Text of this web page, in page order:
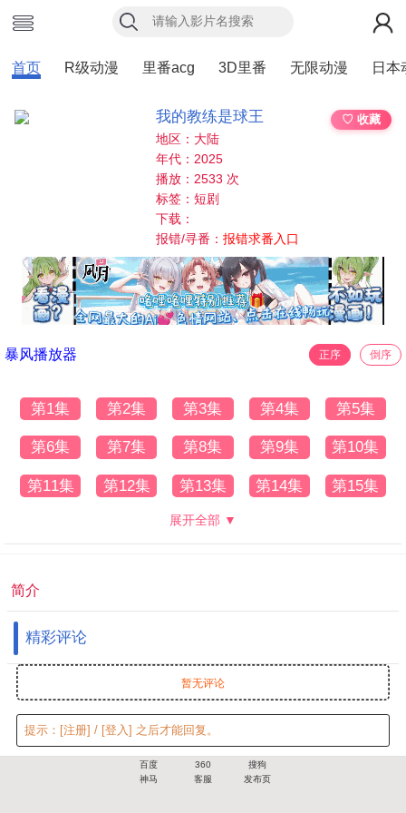
首页 R级动漫 里番acg 3D里番 无限动漫 日本
我的教练是球王
♡ 收藏
地区：大陆
年代：2025
播放：2533 次
标签：短剧
下载：
报错/寻番：报错求番入口
暴风播放器 正序 倒序
第1集 第2集 第3集 第4集 第5集
第6集 第7集 第8集 第9集 第10集
第11集 第12集 第13集 第14集 第15集
展开全部 ▼
简介
精彩评论
暂无评论
提示： [注册] / [登入] 之后才能回复。
百度 360
搜狗
神马
客服 发布页